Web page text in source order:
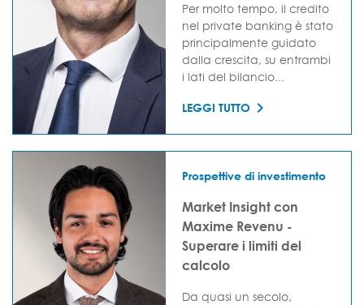
Per molto tempo, il credito
nel private banking è stato
principalmente guidato
dalla crescita, su entrambi
i lati del bilancio...
LEGGI TUTTO
Prospettive di investimento
Market Insight con
Maxime Revenu -
Superare i limiti del
calcolo
Da quasi un secolo,